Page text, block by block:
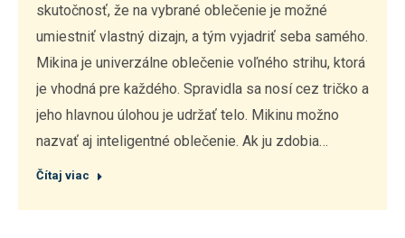
skutočnosť, že na vybrané oblečenie je možné
umiestniť vlastný dizajn, a tým vyjadriť seba samého.
Mikina je univerzálne oblečenie voľného strihu, ktorá
je vhodná pre každého. Spravidla sa nosí cez tričko a
jeho hlavnou úlohou je udržať telo. Mikinu možno
nazvať aj inteligentné oblečenie. Ak ju zdobia…
Čítaj viac